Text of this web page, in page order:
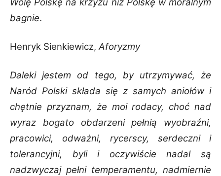
bagnie.
Henryk Sienkiewicz,Aforyzmy
Daleki jestem od tego, by utrzymywać, że
Naród Polski składa się z samych aniołów i
chętnie przyznam, że moi rodacy, choć nad
wyraz bogato obdarzeni pełnią wyobraźni,
pracowici, odważni, rycerscy, serdeczni i
tolerancyjni, byli i oczywiście nadal są
nadzwyczaj pełni temperamentu, nadmiernie